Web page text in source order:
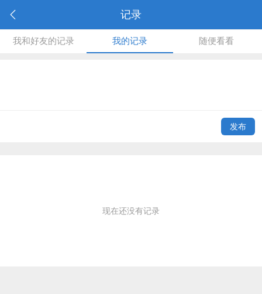
记录
我和好友的记录 我的记录 随便看看
发布
现在还没有记录